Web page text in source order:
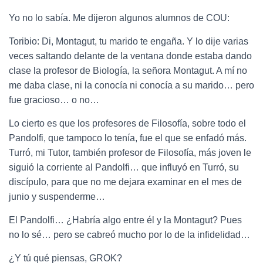
Yo no lo sabía. Me dijeron algunos alumnos de COU:
Toribio: Di, Montagut, tu marido te engaña. Y lo dije varias
veces saltando delante de la ventana donde estaba dando
clase la profesor de Biología, la señora Montagut. A mí no
me daba clase, ni la conocía ni conocía a su marido… pero
fue gracioso… o no…
Lo cierto es que los profesores de Filosofía, sobre todo el
Pandolfi, que tampoco lo tenía, fue el que se enfadó más.
Turró, mi Tutor, también profesor de Filosofía, más joven le
siguió la corriente al Pandolfi… que influyó en Turró, su
discípulo, para que no me dejara examinar en el mes de
junio y suspenderme…
El Pandolfi… ¿Habría algo entre él y la Montagut? Pues
no lo sé… pero se cabreó mucho por lo de la infidelidad…
¿Y tú qué piensas, GROK?